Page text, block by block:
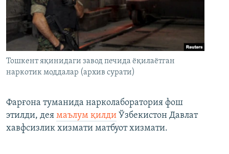
Тошкент яқинидаги завод печида ёқилаётган
наркотик моддалар (архив сурати)
Фарғона туманида нарколаборатория фош
этилди, дея маълум қилди Ўзбекистон Давлат
хавфсизлик хизмати матбуот хизмати.